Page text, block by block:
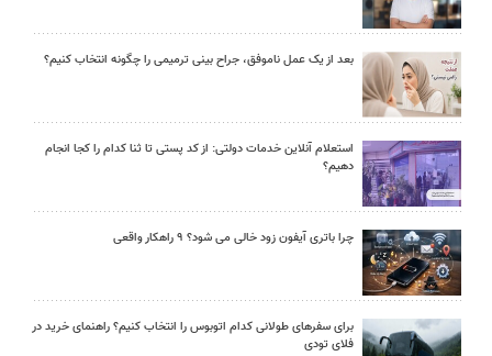
بعد از یک عمل ناموفق، جراح بینی ترمیمی را چگونه انتخاب کنیم؟
استعلام آنلاین خدمات دولتی: از کد پستی تا ثنا کدام را کجا انجام
دهیم؟
چرا باتری آیفون زود خالی می شود؟ ۹ راهکار واقعی
برای سفرهای طولانی کدام اتوبوس را انتخاب کنیم؟ راهنمای خرید در
فلای تودی